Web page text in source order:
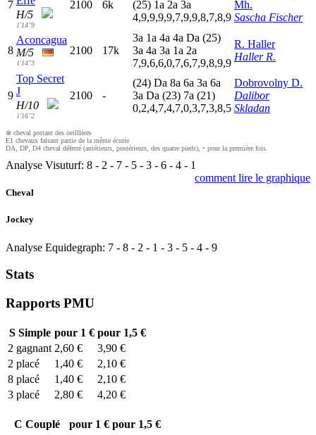
7
H/5
1'14"9
2100 6k
(25) 1a 2a 3a
4,9,9,9,9,7,9,9,8,7,8,9
Mh.
Sascha Fischer
8
Aconcagua
M/5
1'14"3
2100 17k
3a 1a 4a 4a Da (25)
3a 4a 3a 1a 2a
7,9,6,6,0,7,6,7,9,8,9,9
R. Haller
Haller R.
9
Top Secret
J
H/10
1'16"2
2100 -
(24) Da 8a 6a 3a 6a
3a Da (23) 7a (21)
0,2,4,7,4,7,0,3,7,3,8,5
Dobrovolny D.
Dalibor
Skladan
⊗ cheval portant des oeilllères
E1 chevaux faisant partie de la même écurie
DA, DP, D4 cheval déferré (antérieurs, postérieurs, des quatre pieds), • pour la première fois.
Analyse Visuturf: 8 - 2 - 7 - 5 - 3 - 6 - 4 - 1
comment lire le graphique
Cheval
Jockey
Analyse Equidegraph: 7 - 8 - 2 - 1 - 3 - 5 - 4 - 9
Stats
Rapports PMU
SSimple pour 1 € pour 1,5 €
2 gagnant 2,60 €
3,90 €
2 placé 1,40 €
2,10 €
8 placé 1,40 €
2,10 €
3 placé 2,80 € 4,20 €
C Couplé pour 1 € pour 1,5 €